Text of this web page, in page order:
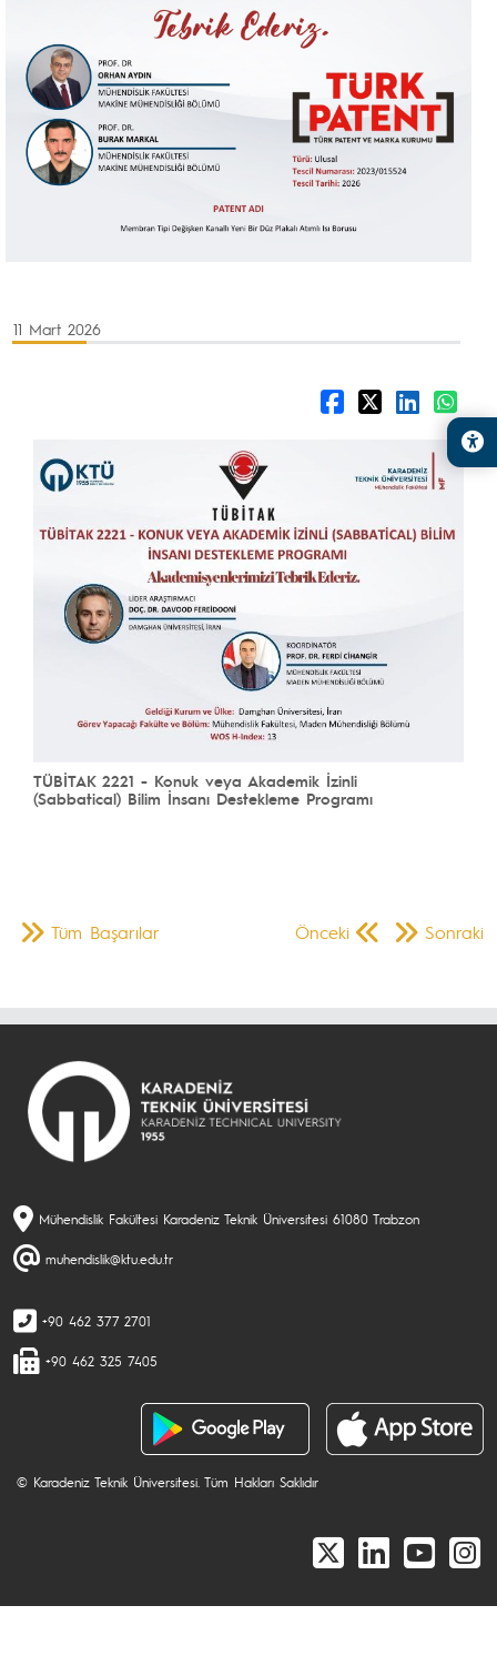
11 Mart 2026
TÜBİTAK 2221 - Konuk veya Akademik İzinli
(Sabbatical) Bilim İnsanı Destekleme Programı
Önceki Sonraki
Tüm Başarılar
Mühendislik Fakültesi Karadeniz Teknik Üniversitesi 61080 Trabzon
muhendislik@ktu.edu.tr
+90 462 377 2701
+90 462 325 7405
© Karadeniz Teknik Üniversitesi. Tüm Hakları Saklıdır